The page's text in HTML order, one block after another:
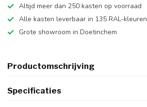
Altijd meer dan 250 kasten op voorraad
Alle kasten leverbaar in 135 RAL-kleuren
Grote showroom in Doetinchem
Productomschrijving
Specificaties